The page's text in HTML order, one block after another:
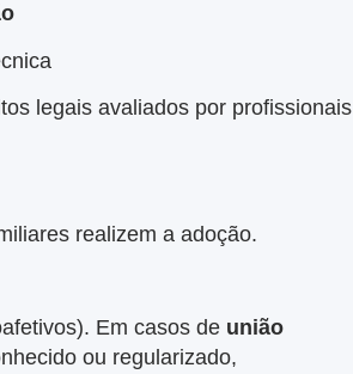
legais avaliados por profissionais
realizem a adoção.
Em casos de união
ou regularizado,